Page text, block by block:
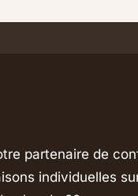
partenaire de
individuelles